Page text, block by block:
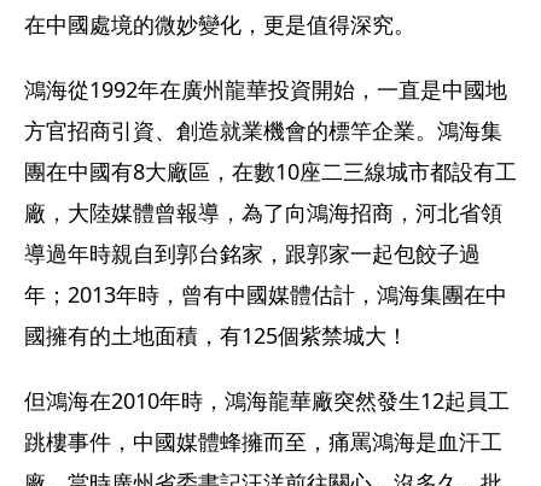
在中國處境的微妙變化，更是值得深究。
鴻海從1992年在廣州龍華投資開始，一直是中國地
方官招商引資、創造就業機會的標竿企業。鴻海集
團在中國有8大廠區，在數10座二三線城市都設有工
廠，大陸媒體曾報導，為了向鴻海招商，河北省領
導過年時親自到郭台銘家，跟郭家一起包餃子過
年；2013年時，曾有中國媒體估計，鴻海集團在中
國擁有的土地面積，有125個紫禁城大！
但鴻海在2010年時，鴻海龍華廠突然發生12起員工
跳樓事件，中國媒體蜂擁而至，痛罵鴻海是血汗工